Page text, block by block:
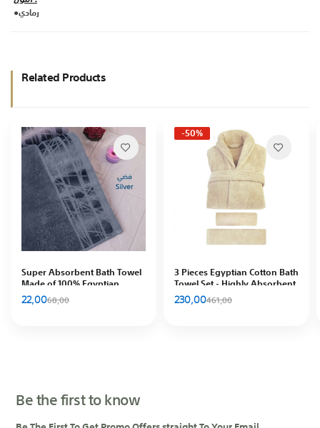
●رمادي
Related Products
Super Absorbent Bath Towel
Made of 100% Egyptian
Cotton, Silver
22,0068,00
-50%
3 Pieces Egyptian Cotton Bath
Towel Set - Highly Absorbent
100%, Includes Robe + Two
Towels 140×70, 90×50 cm,
230,00461,00
Be the first to know